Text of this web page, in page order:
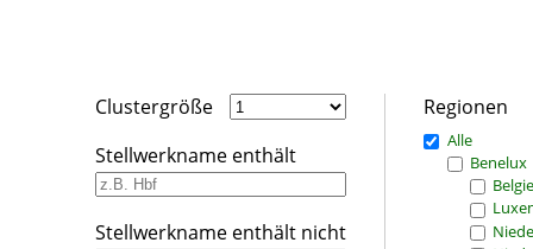
Clustergröße
Stellwerkname enthält
Stellwerkname enthält nicht
Regionen
Alle
Benelux